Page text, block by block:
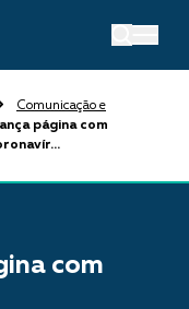
Comunicação e
página com
com